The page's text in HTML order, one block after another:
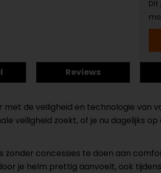
Reviews
de veiligheid en technologie van
veiligheid zoekt, of je nu dagelijks
concessies te doen aan
je helm prettig aanvoelt, ook